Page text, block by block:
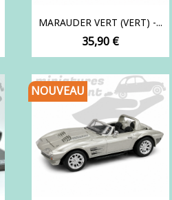
MARAUDER VERT (VERT) -...
Prix
35,90 €
NOUVEAU